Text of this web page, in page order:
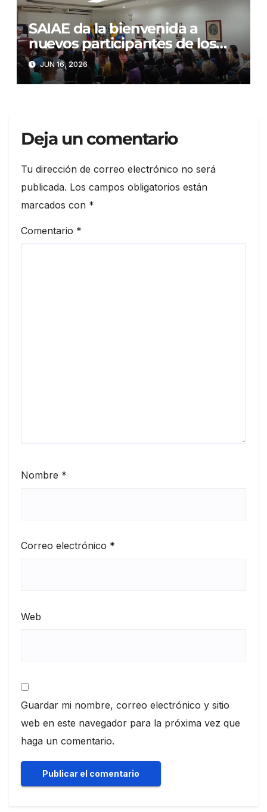
SAIAE da la bienvenida a
nuevos participantes de los
Postgrados y Maestrías 2026-
2027
JUN 16, 2026
Deja un comentario
Tu dirección de correo electrónico no será
publicada. Los campos obligatorios están
marcados con *
Comentario *
Nombre *
Correo electrónico *
Web
Guardar mi nombre, correo electrónico y sitio
web en este navegador para la próxima vez que
haga un comentario.